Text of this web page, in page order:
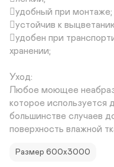
удобный при монтаже;
устойчив к
удобен при
хранении;
Уход:
Любое моющее
которое используется
большинстве случаев
поверхность влажной
Размер 600х3000